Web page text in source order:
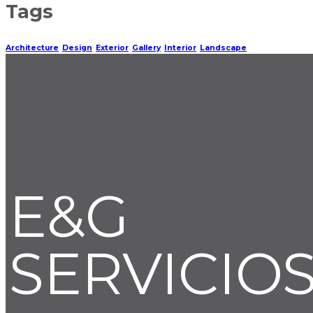
Tags
Architecture Design Exterior Gallery Interior Landscape
E&G